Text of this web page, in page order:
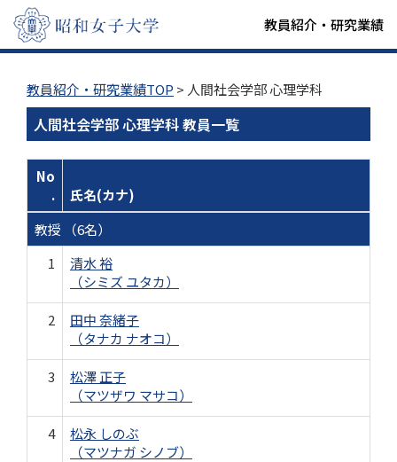
教員紹介・研究業績
教員紹介・研究業績TOP > 人間社会学部 心理学科
人間社会学部 心理学科 教員一覧
No
.
氏名(カナ)
教授 （6名）
1
清水 裕
（シミズ ユタカ）
2
田中 奈緒子
（タナカ ナオコ）
3
松澤 正子
（マツザワ マサコ）
4
松永 しのぶ
（マツナガ シノブ）